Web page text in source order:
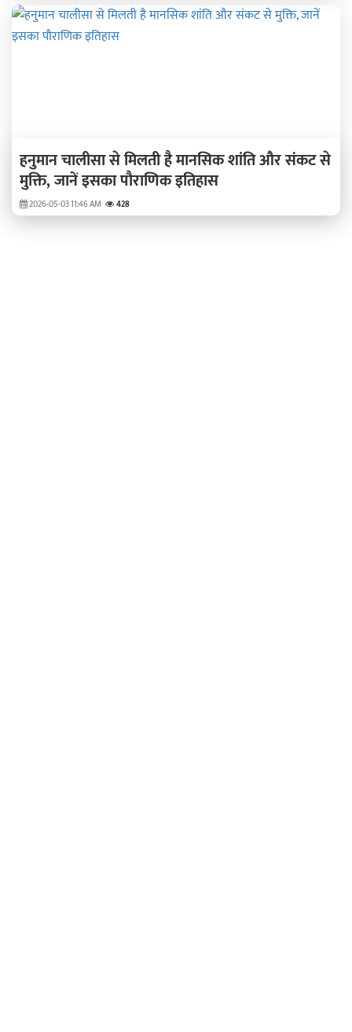
हनुमान चालीसा से मिलती है मानसिक शांति और संकट से
मुक्ति, जानें इसका पौराणिक इतिहास
2026-05-03 11:46 AM 428